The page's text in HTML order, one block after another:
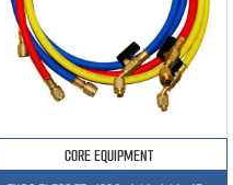
CORE EQUIPMENT